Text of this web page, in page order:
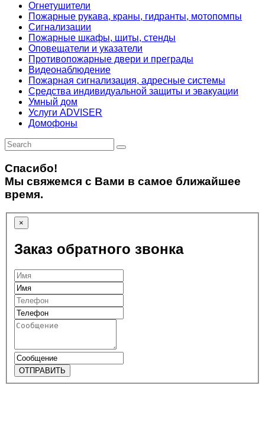
Огнетушители
Пожарные рукава, краны, гидранты, мотопомпы
Сигнализации
Пожарные шкафы, щиты, стенды
Оповещатели и указатели
Противопожарные двери и преграды
Видеонаблюдение
Пожарная сигнализация, адресные системы
Средства индивидуальной защиты и эвакуации
Умный дом
Услуги ADVISER
Домофоны
Спасибо!
Мы свяжемся с Вами в самое ближайшее
время.
×
Заказ обратного звонка
ОТПРАВИТЬ